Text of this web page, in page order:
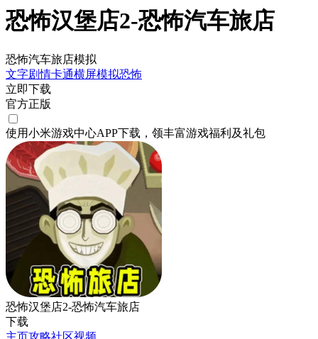
恐怖汉堡店2-恐怖汽车旅店
恐怖汽车旅店模拟
文字剧情卡通横屏模拟恐怖
立即下载
官方正版
使用小米游戏中心APP下载 ，领丰富游戏福利 及礼包
恐怖汉堡店2-恐怖汽车旅店
下载
主页攻略社区视频